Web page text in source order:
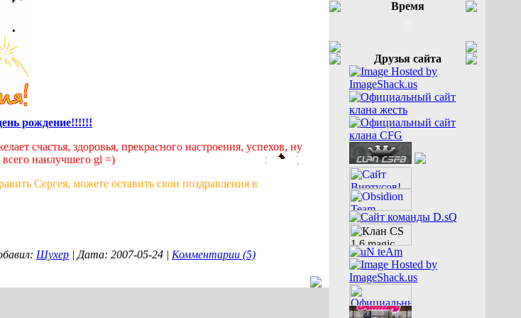
рождение!!!!!!
счастья, здоровья, прекрасного настроения, успехов, ну
наилучшего gl =)
Сергея, можете оставить свои поздравления в
Шухер | Дата: 2007-05-24 | Комментарии (5)
Время
Друзья сайта